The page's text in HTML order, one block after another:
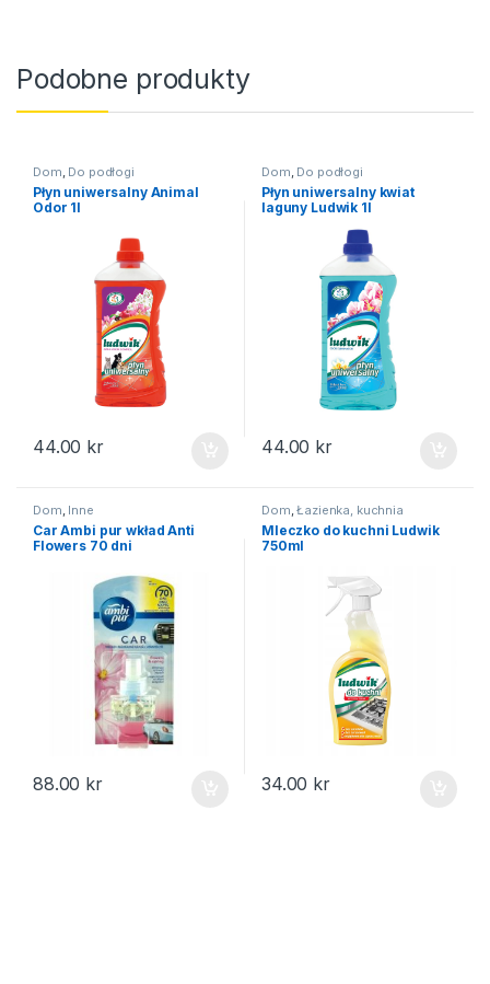
Podobne produkty
Dom, Do podłogi
Płyn uniwersalny Animal
Odor 1l
44.00 kr
Dom, Do podłogi
Płyn uniwersalny kwiat
laguny Ludwik 1l
44.00 kr
Dom, Inne
Car Ambi pur wkład Anti
Flowers 70 dni
88.00 kr
Dom,Łazienka, kuchnia
Mleczko do kuchni Ludwik
750ml
34.00 kr